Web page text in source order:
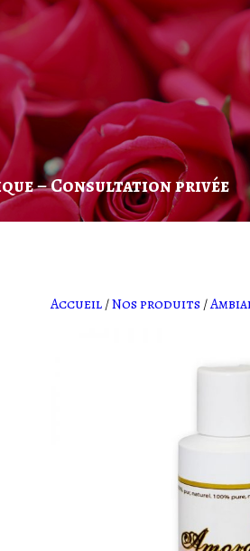
– Consultation privée
Accueil/Nos produits /